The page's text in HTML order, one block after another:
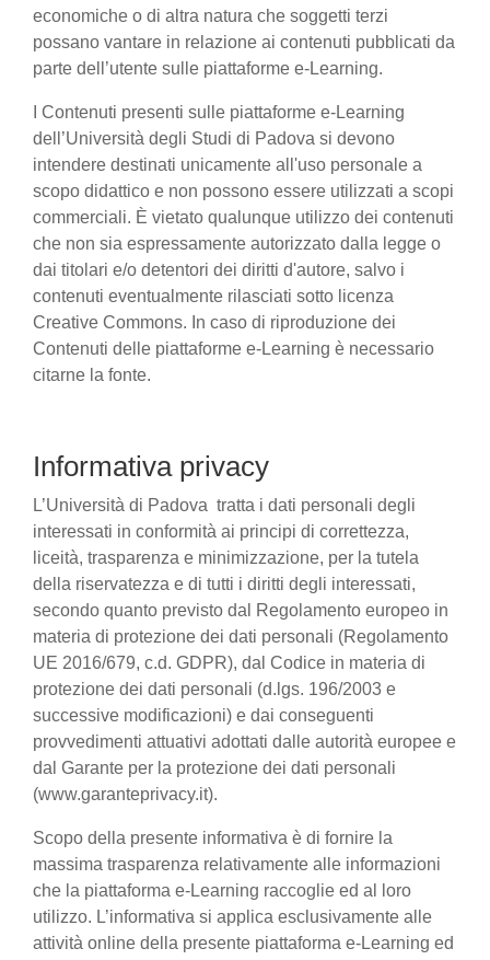
economiche o di altra natura che soggetti terzi
possano vantare in relazione ai contenuti pubblicati da
parte dell’utente sulle piattaforme e-Learning.
I Contenuti presenti sulle piattaforme e-Learning
dell’Università degli Studi di Padova si devono
intendere destinati unicamente all'uso personale a
scopo didattico e non possono essere utilizzati a scopi
commerciali. È vietato qualunque utilizzo dei contenuti
che non sia espressamente autorizzato dalla legge o
dai titolari e/o detentori dei diritti d'autore, salvo i
contenuti eventualmente rilasciati sotto licenza
Creative Commons. In caso di riproduzione dei
Contenuti delle piattaforme e-Learning è necessario
citarne la fonte.
Informativa privacy
L’Università di Padova tratta i dati personali degli
interessati in conformità ai principi di correttezza,
liceità, trasparenza e minimizzazione, per la tutela
della riservatezza e di tutti i diritti degli interessati,
secondo quanto previsto dal Regolamento europeo in
materia di protezione dei dati personali (Regolamento
UE 2016/679, c.d. GDPR), dal Codice in materia di
protezione dei dati personali (d.lgs. 196/2003 e
successive modificazioni) e dai conseguenti
provvedimenti attuativi adottati dalle autorità europee e
dal Garante per la protezione dei dati personali
(www.garanteprivacy.it).
Scopo della presente informativa è di fornire la
massima trasparenza relativamente alle informazioni
che la piattaforma e-Learning raccoglie ed al loro
utilizzo. L’informativa si applica esclusivamente alle
attività online della presente piattaforma e-Learning ed